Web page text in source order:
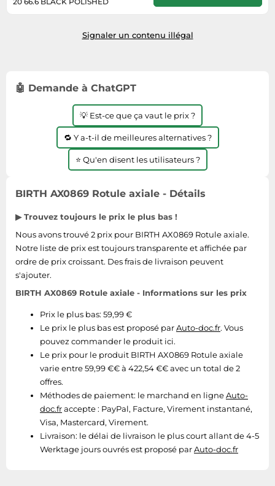
Techniques de mesure
Tronçonneuses
Tuyaux d'arrosage
Éclairage
Informatique
Montres connectées
Objectifs photo
Ordinateurs portables
Plaques de cuisson
Reflex numériques
Robots de cuisine
Réfrigérateurs
Smartphones
Sèche-linge
Tablettes tactiles
Téléphonie
Téléviseurs
Télévision & vidéo
Électroménager
Vélos
Signaler un contenu illégal
🤖 Demande à ChatGPT
💡 Est-ce que ça vaut le prix ?
🔁 Y a-t-il de meilleures alternatives ?
⭐ Qu'en disent les utilisateurs ?
BIRTH AX0869 Rotule axiale - Détails
▶ Trouvez toujours le prix le plus bas !
Nous avons trouvé 2 prix pour BIRTH AX0869 Rotule axiale.
Notre liste de prix est toujours transparente et affichée par
ordre de prix croissant. Des frais de livraison peuvent
s'ajouter.
BIRTH AX0869 Rotule axiale - Informations sur les prix
Prix le plus bas: 59,99 €
Le prix le plus bas est proposé parAuto-doc.fr. Vous
pouvez commander le produit ici.
Le prix pour le produit BIRTH AX0869 Rotule axiale
varie entre 59,99 €€ à 422,54 €€ avec un total de 2
offres.
Méthodes de paiement: le marchand en ligneAuto-
doc.fraccepte : PayPal, Facture, Virement instantané,
Visa, Mastercard, Virement.
Livraison: le délai de livraison le plus court allant de 4-5
Werktage jours ouvrés est proposé parAuto-doc.fr